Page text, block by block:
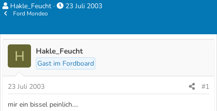
E
t
e
r
Hakle_Feucht
E
t
e
l
l
a
m
23 Juli 2003
Ford Mondeo
H Hakle_Feucht
Gast im Fordboard
23 Juli 2003
#1
mir ein bissel peinlich....